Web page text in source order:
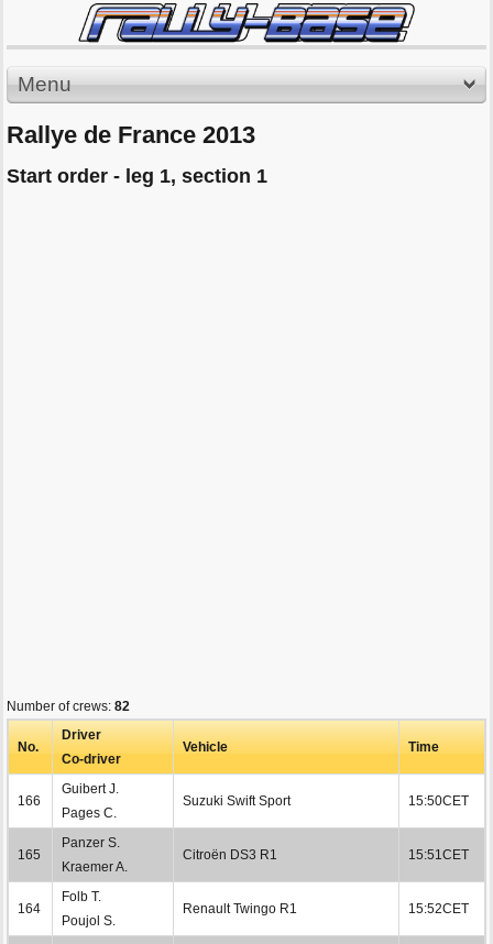
Menu
Rallye de France 2013
Start order - leg 1, section 1
Number of crews: 82
No.
Driver
Co-driver
Vehicle Time
166
Guibert J.
Pages C.
Suzuki Swift Sport 15:50CET
165
Panzer S.
Kraemer A.
Citroën DS3 R1 15:51CET
164
Folb T.
Poujol S.
Renault Twingo R1 15:52CET